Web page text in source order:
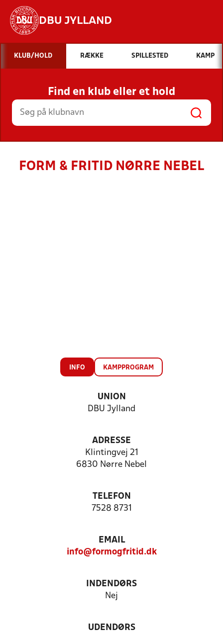
DBU JYLLAND
Hvad vil du søge efter?
INDHOLD OG NYHEDER
STILLINGER, RESULTATER, KLUBBER OG
HOLD
KLUB/HOLD RÆKKE SPILLESTED KAMP
Find en klub eller et hold
FORM & FRITID NØRRE NEBEL
INFO KAMPPROGRAM
UNION
DBU Jylland
ADRESSE
Klintingvej 21
6830 Nørre Nebel
TELEFON
7528 8731
EMAIL
info@formogfritid.dk
INDENDØRS
Nej
UDENDØRS